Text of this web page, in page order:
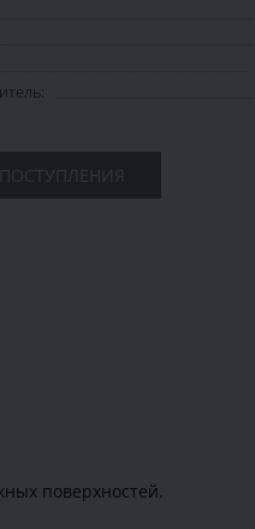
поверхностей.